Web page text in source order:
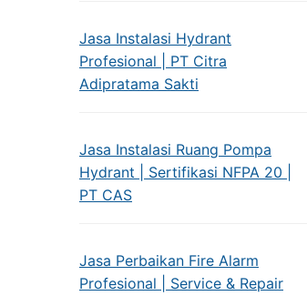
Jasa Instalasi Hydrant
Profesional | PT Citra
Adipratama Sakti
Jasa Instalasi Ruang Pompa
Hydrant | Sertifikasi NFPA 20 |
PT CAS
Jasa Perbaikan Fire Alarm
Profesional | Service & Repair